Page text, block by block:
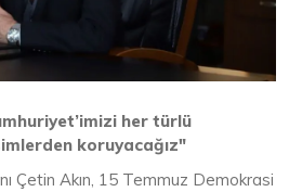
her türlü
koruyacağız"
Çetin Akın, 15 Temmuz Demokrasi